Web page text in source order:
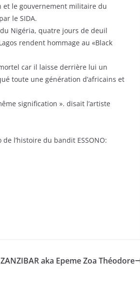
et le gouvernement militaire du
le SIDA.
Nigéria, quatre jours de deuil
rendent hommage au «Black
car il laisse derrière lui un
toute une génération d’africains et
signification ». disait l’artiste
l’histoire du bandit ESSONO:
ZANZIBAR aka Epeme Zoa Théodore